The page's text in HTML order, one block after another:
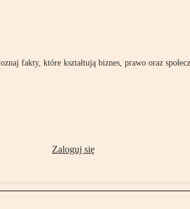
fakty, które kształtują biznes, prawo oraz
Zaloguj się